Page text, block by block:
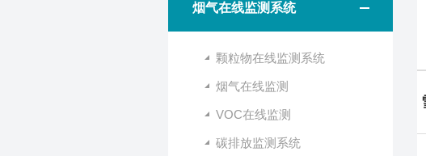
烟气在线监测系统
颗粒物在线监测系统
烟气在线监测
VOC在线监测
碳排放监测系统